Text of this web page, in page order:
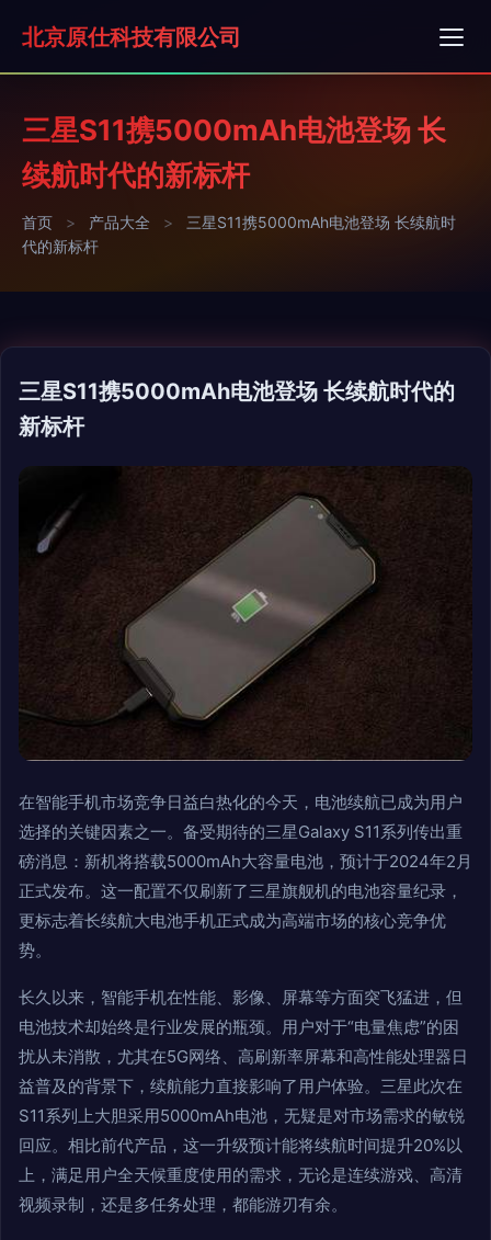
北京原仕科技有限公司
三星S11携5000mAh电池登场 长
续航时代的新标杆
首页 > 产品大全 >
三星S11携5000mAh电池登场 长续航时
代的新标杆
三星S11携5000mAh电池登场 长续航时代的
新标杆
在智能手机市场竞争日益白热化的今天，电池续航已成为用户
选择的关键因素之一。备受期待的三星Galaxy S11系列传出重
磅消息：新机将搭载5000mAh大容量电池，预计于2024年2月
正式发布。这一配置不仅刷新了三星旗舰机的电池容量纪录，
更标志着长续航大电池手机正式成为高端市场的核心竞争优
势。
长久以来，智能手机在性能、影像、屏幕等方面突飞猛进，但
电池技术却始终是行业发展的瓶颈。用户对于“电量焦虑”的困
扰从未消散，尤其在5G网络、高刷新率屏幕和高性能处理器日
益普及的背景下，续航能力直接影响了用户体验。三星此次在
S11系列上大胆采用5000mAh电池，无疑是对市场需求的敏锐
回应。相比前代产品，这一升级预计能将续航时间提升20%以
上，满足用户全天候重度使用的需求，无论是连续游戏、高清
视频录制，还是多任务处理，都能游刃有余。